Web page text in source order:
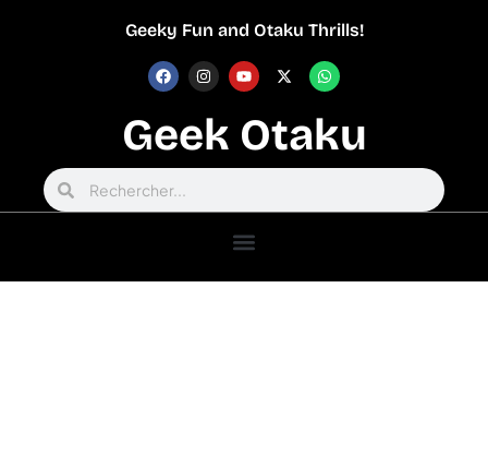
Geeky Fun and Otaku Thrills!
Geek Otaku